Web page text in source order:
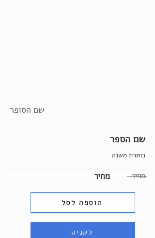
שם הסופר
שם הספר
כותרת משנה
מחיר מחיר
הוספה לסל
לקניה